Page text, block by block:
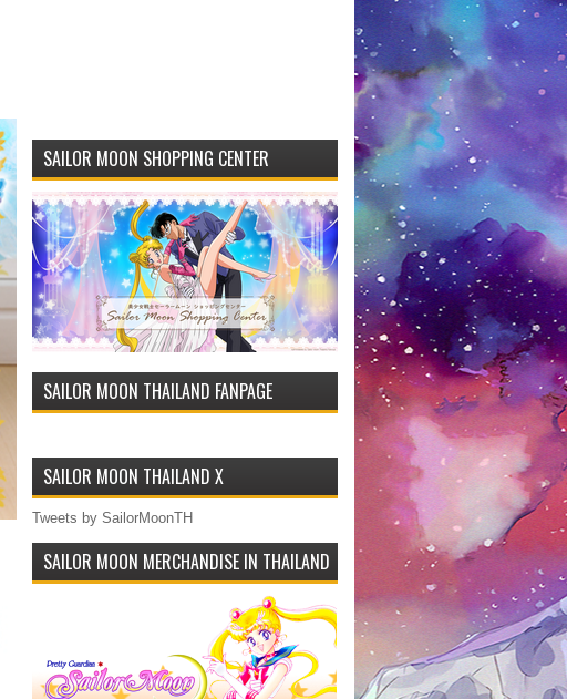
SAILOR MOON SHOPPING CENTER
SAILOR MOON THAILAND FANPAGE
SAILOR MOON THAILAND X
Tweets by SailorMoonTH
SAILOR MOON MERCHANDISE IN THAILAND